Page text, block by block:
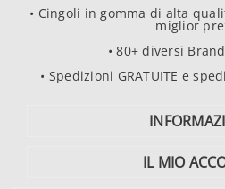
• Cingoli in gomma di alta
miglior
• 80+ diversi
• Spedizioni GRATUITE e
IL MIO